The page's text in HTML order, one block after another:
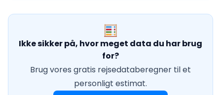
Ikke sikker på, hvor meget data du har brug
for?
Brug vores gratis rejsedataberegner til et
personligt estimat.